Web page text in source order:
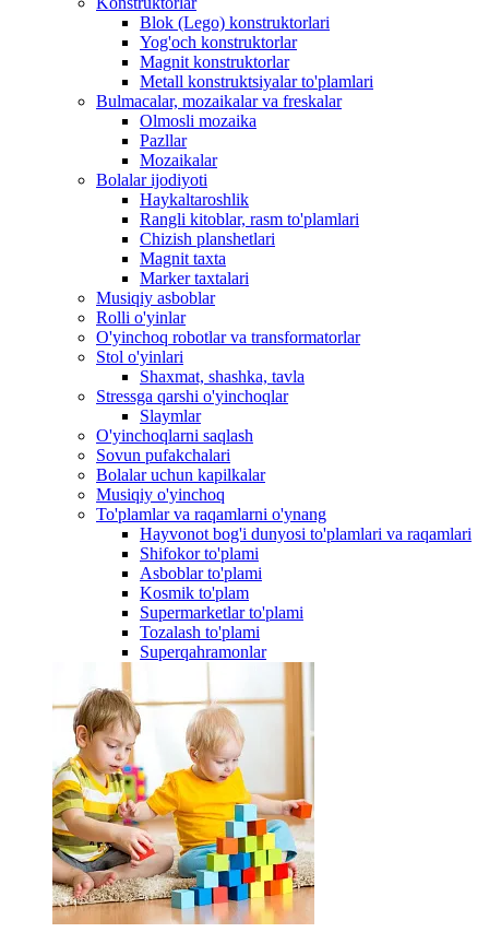
Blok (Lego) konstruktorlari
Yog'och konstruktorlar
Magnit konstruktorlar
Metall konstruktsiyalar to'plamlari
Bulmacalar, mozaikalar va freskalar
Olmosli mozaika
Pazllar
Mozaikalar
Bolalar ijodiyoti
Haykaltaroshlik
Rangli kitoblar, rasm to'plamlari
Chizish planshetlari
Magnit taxta
Marker taxtalari
Musiqiy asboblar
Rolli o'yinlar
O'yinchoq robotlar va transformatorlar
Stol o'yinlari
Shaxmat, shashka, tavla
Stressga qarshi o'yinchoqlar
Slaymlar
O'yinchoqlarni saqlash
Sovun pufakchalari
Bolalar uchun kapilkalar
Musiqiy o'yinchoq
To'plamlar va raqamlarni o'ynang
Hayvonot bog'i dunyosi to'plamlari va raqamlari
Shifokor to'plami
Asboblar to'plami
Kosmik to'plam
Supermarketlar to'plami
Tozalash to'plami
Superqahramonlar